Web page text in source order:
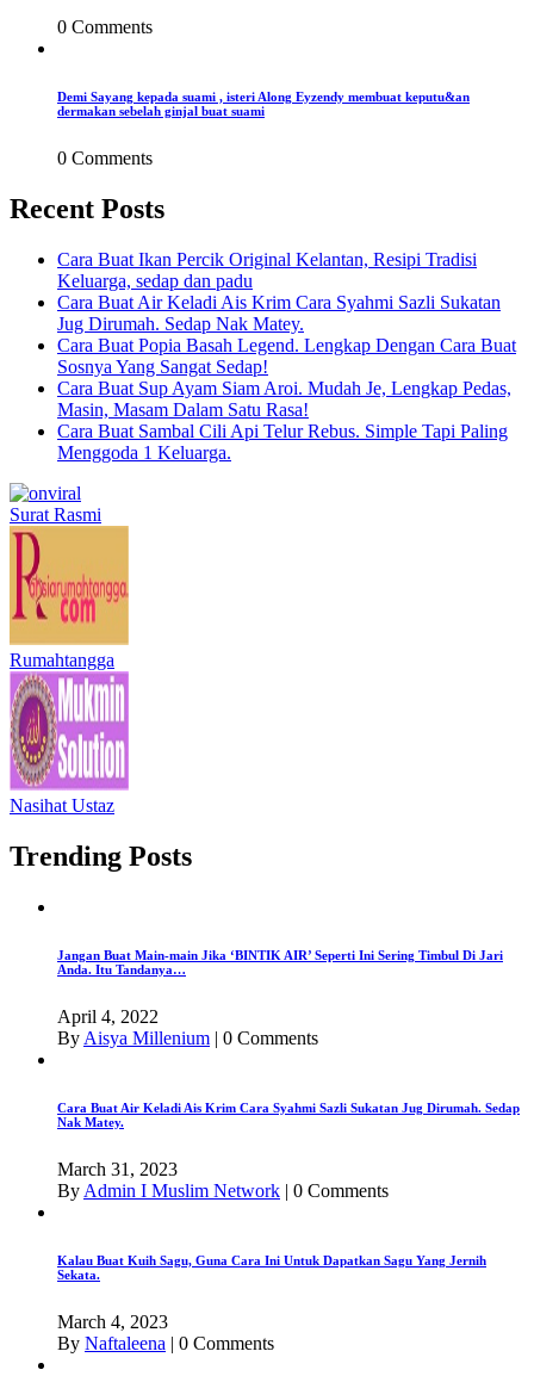
0 Comments
Demi Sayang kepada suami , isteri Along Eyzendy membuat keputu&an
dermakan sebelah ginjal buat suami
0 Comments
Recent Posts
Cara Buat Ikan Percik Original Kelantan, Resipi Tradisi
Keluarga, sedap dan padu
Cara Buat Air Keladi Ais Krim Cara Syahmi Sazli Sukatan
Jug Dirumah. Sedap Nak Matey.
Cara Buat Popia Basah Legend. Lengkap Dengan Cara Buat
Sosnya Yang Sangat Sedap!
Cara Buat Sup Ayam Siam Aroi. Mudah Je, Lengkap Pedas,
Masin, Masam Dalam Satu Rasa!
Cara Buat Sambal Cili Api Telur Rebus. Simple Tapi Paling
Menggoda 1 Keluarga.
Surat Rasmi
Rumahtangga
Nasihat Ustaz
Trending Posts
Jangan Buat Main-main Jika ‘BINTIK AIR’ Seperti Ini Sering Timbul Di Jari
Anda. Itu Tandanya…
April 4, 2022
By Aisya Millenium | 0 Comments
Cara Buat Air Keladi Ais Krim Cara Syahmi Sazli Sukatan Jug Dirumah. Sedap
Nak Matey.
March 31, 2023
By Admin I Muslim Network | 0 Comments
Kalau Buat Kuih Sagu, Guna Cara Ini Untuk Dapatkan Sagu Yang Jernih
Sekata.
March 4, 2023
By Naftaleena | 0 Comments